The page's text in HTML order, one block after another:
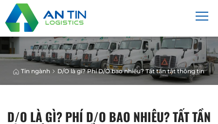
Tin ngành D/O là gì? Phí D/O bao nhiêu? Tất tần tật thông tin về
D/O LÀ GÌ? PHÍ D/O BAO NHIÊU? TẤT TẦN